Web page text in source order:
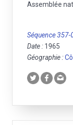
Assemblée
Séquence 357-
Date : 1965
Géographie :